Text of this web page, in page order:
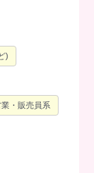
)
・販売員系